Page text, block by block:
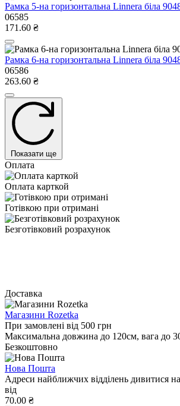
Рамка 5-на горизонтальна Linnera бiла
06585
171.60 ₴
Рамка 6-на горизонтальна Linnera бiла
06586
263.60 ₴
Показати ще
Оплата
Оплата карткой
Готівкою при отримані
Безготівковий розрахунок
Доставка
Магазини Rozetka
При замовлені від 500 грн
Максимальна довжина до 120см, вага до
Безкоштовно
Нова Пошта
Адреси найближчих відділень дивитися на
від
70.00 ₴